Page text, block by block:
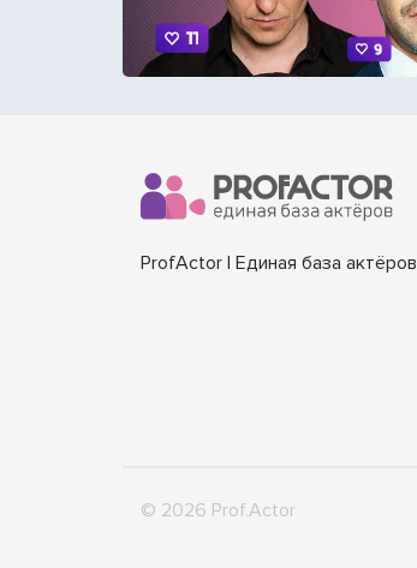
ProfActor | Единая база актёров
© 2026 Prof.Actor